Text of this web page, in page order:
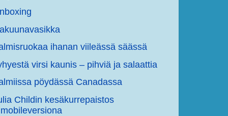
ihanan viileässä säässä
virsi kaunis – pihviä ja salaattia
pöydässä Canadassa
Childin kesäkurrepaistos
mobileversiona